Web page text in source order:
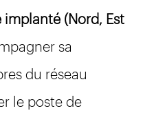
implanté (Nord, Est
sa
du réseau
le poste de